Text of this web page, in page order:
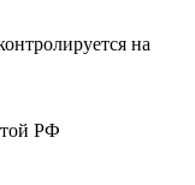
на
РФ